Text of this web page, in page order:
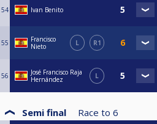
54 Ivan Benito
55
Francisco
Nieto
L R1
56
José Francisco Raja
Hernández
L
Semi final Race to 6